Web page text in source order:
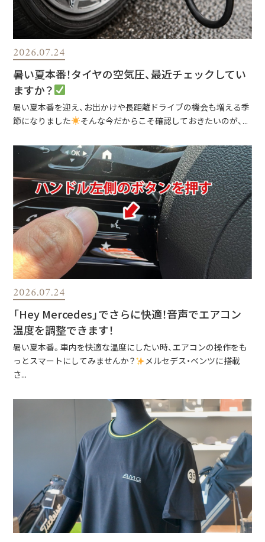
2026.07.24
暑い夏本番！タイヤの空気圧、最近チェックしてい
ますか？
暑い夏本番を迎え、お出かけや長距離ドライブの機会も増える季
節になりました
そんな今だからこそ確認しておきたいのが、...
2026.07.24
「Hey Mercedes」でさらに快適！音声でエアコン
温度を調整できます！
暑い夏本番。車内を快適な温度にしたい時、エアコンの操作をも
っとスマートにしてみませんか？
メルセデス・ベンツに搭載
さ...